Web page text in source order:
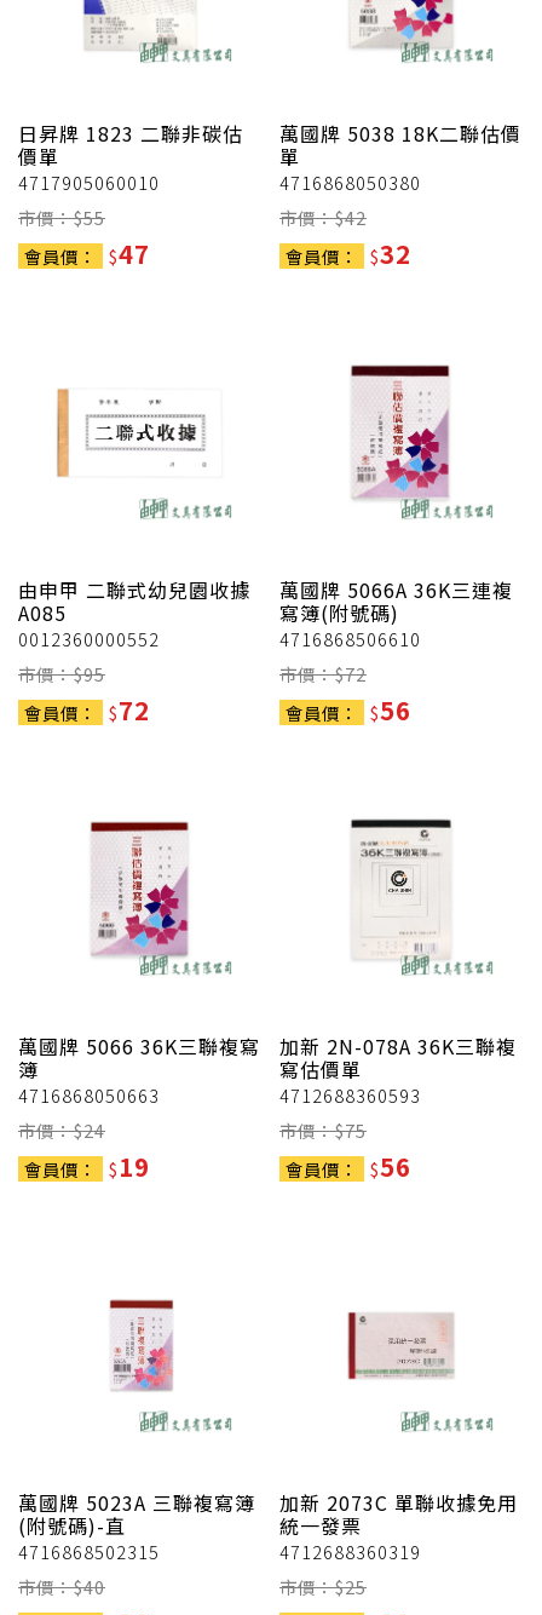
日昇牌 1823 二聯非碳估
價單
4717905060010
市價：$55
會員價：
$47
萬國牌 5038 18K二聯估價
單
4716868050380
市價：$42
會員價：
$32
由申甲 二聯式幼兒園收據
A085
0012360000552
市價：$95
會員價：
$72
萬國牌 5066A 36K三連複
寫簿(附號碼)
4716868506610
市價：$72
會員價：
$56
萬國牌 5066 36K三聯複寫
簿
4716868050663
市價：$24
會員價：
$19
加新 2N-078A 36K三聯複
寫估價單
4712688360593
市價：$75
會員價：
$56
萬國牌 5023A 三聯複寫簿
(附號碼)-直
4716868502315
市價：$40
加新 2073C 單聯收據免用
統一發票
4712688360319
市價：$25